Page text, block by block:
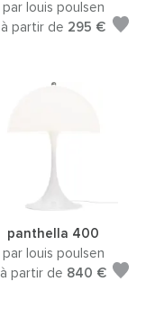
par louis poulsen
à partir de 295 €
panthella 400
par louis poulsen
à partir de 840 €